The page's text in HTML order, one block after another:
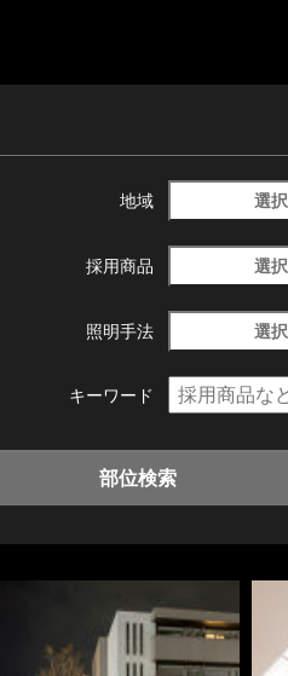
地域 選択
採用商品 選択
照明手法 選択
キーワード
部位検索